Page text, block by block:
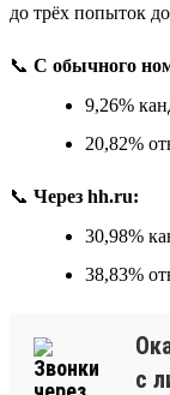
до трёх попыток
📞 С обычного
9,26%
20,82%
📞 Через hh.ru:
30,98%
38,83%
с